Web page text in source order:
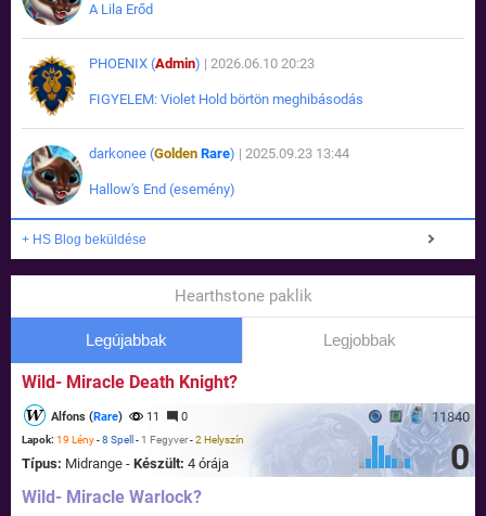
A Lila Erőd
PHOENIX (Admin) | 2026.06.10 20:23
FIGYELEM: Violet Hold börtön meghibásodás
darkonee (Golden Rare) | 2025.09.23 13:44
Hallow's End (esemény)
+ HS Blog beküldése
Hearthstone paklik
Legújabbak Legjobbak
Wild- Miracle Death Knight?
11840
Alfons (Rare) 11 0
Lapok: 19 Lény-8 Spell - 1 Fegyver-2 Helyszín
Típus: Midrange - Készült: 4 órája 0
Wild- Miracle Warlock?